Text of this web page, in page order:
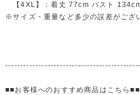
【4XL】：着丈 77cm バスト
※サイズ・重量など多少の誤差がござ
■■お客様へのおすすめ商品はこちら■■